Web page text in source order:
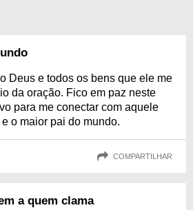
Deus e todos os bens que ele me
da oração. Fico em paz neste
para me conectar com aquele
o maior pai do mundo.
COMPARTILHAR
a quem clama